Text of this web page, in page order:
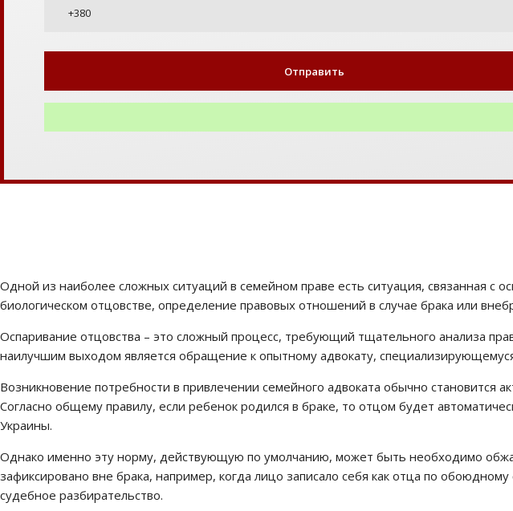
Одной из наиболее сложных ситуаций в семейном праве есть ситуация, связанная с
биологическом отцовстве, определение правовых отношений в случае брака или
Оспаривание отцовства – это сложный процесс, требующий тщательного анализа
наилучшим выходом является обращение к опытному адвокату,
Возникновение потребности в привлечении семейного адвоката обычно становится
Согласно общему правилу, если ребенок родился в браке, то отцом будет
Украины.
Однако именно эту норму, действующую по умолчанию, может быть необходимо
зафиксировано вне брака, например, когда лицо записало себя как отца по
судебное разбирательство.